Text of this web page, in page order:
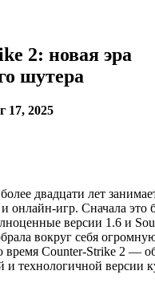
2: новая эра
шутера
17, 2025
двадцати лет
онлайн-игр. Сначала это
версии 1.6 и
вокруг себя
время Counter-Strike 2 —
и технологичной версии